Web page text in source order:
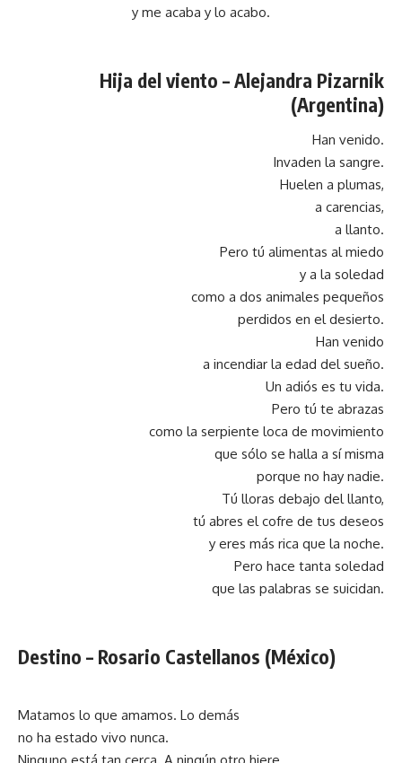
y me acaba y lo acabo.
Hija del viento –Alejandra Pizarnik
(Argentina)
Han venido.
Invaden la sangre.
Huelen a plumas,
a carencias,
a llanto.
Pero tú alimentas al miedo
y a la soledad
como a dos animales pequeños
perdidos en el desierto.
Han venido
a incendiar la edad del sueño.
Un adiós es tu vida.
Pero tú te abrazas
como la serpiente loca de movimiento
que sólo se halla a sí misma
porque no hay nadie.
Tú lloras debajo del llanto,
tú abres el cofre de tus deseos
y eres más rica que la noche.
Pero hace tanta soledad
que las palabras se suicidan.
Destino – Rosario Castellanos (México)
Matamos lo que amamos. Lo demás
no ha estado vivo nunca.
Ninguno está tan cerca. A ningún otro hiere